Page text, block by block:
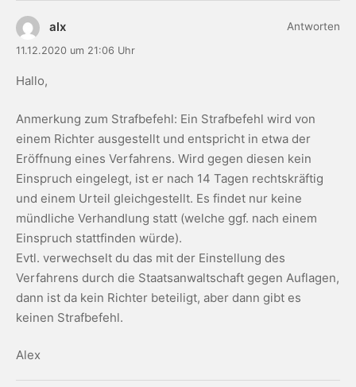
alx
11.12.2020 um 21:06 Uhr
Hallo,
Anmerkung zum Strafbefehl: Ein Strafbefehl wird von
einem Richter ausgestellt und entspricht in etwa der
Eröffnung eines Verfahrens. Wird gegen diesen kein
Einspruch eingelegt, ist er nach 14 Tagen rechtskräftig
und einem Urteil gleichgestellt. Es findet nur keine
mündliche Verhandlung statt (welche ggf. nach einem
Einspruch stattfinden würde).
Evtl. verwechselt du das mit der Einstellung des
Verfahrens durch die Staatsanwaltschaft gegen Auflagen,
dann ist da kein Richter beteiligt, aber dann gibt es
keinen Strafbefehl.
Alex
Antworten